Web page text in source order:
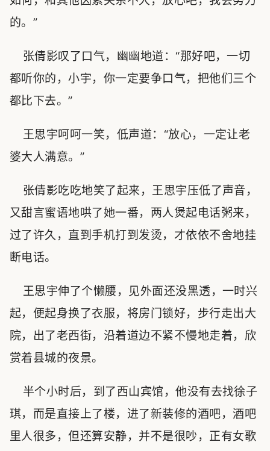
的。”
张倩影叹了口气，幽幽地道：“那好吧，一切
都听你的，小宇，你一定要争口气，把他们三个
都比下去。”
王思宇呵呵一笑，低声道：“放心，一定让老
婆大人满意。”
张倩影吃吃地笑了起来，王思宇压低了声音，
又甜言蜜语地哄了她一番，两人煲起电话粥来，
过了许久，直到手机打到发烫，才依依不舍地挂
断电话。
王思宇伸了个懒腰，见外面还没黑透，一时兴
起，便起身换了衣服，将房门锁好，步行走出大
院，出了老西街，沿着道边不紧不慢地走着，欣
赏着县城的夜景。
半个小时后，到了西山宾馆，他没有去找徐子
琪，而是直接上了楼，进了新装修的酒吧，酒吧
里人很多，但还算安静，并不是很吵，正有女歌